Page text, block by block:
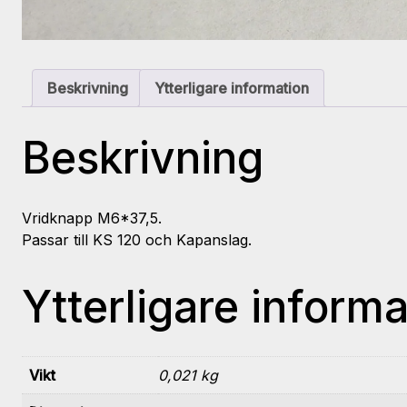
Beskrivning Ytterligare information
Beskrivning
Vridknapp M6*37,5.
Passar till KS 120 och Kapanslag.
Ytterligare
Vikt 0,021 kg